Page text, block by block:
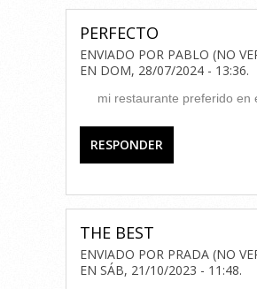
PERFECTO
ENVIADO POR PABLO (NO
EN DOM, 28/07/2024 - 13:36.
mi restaurante preferido en
RESPONDER
THE BEST
ENVIADO POR PRADA (NO
EN SÁB, 21/10/2023 - 11:48.